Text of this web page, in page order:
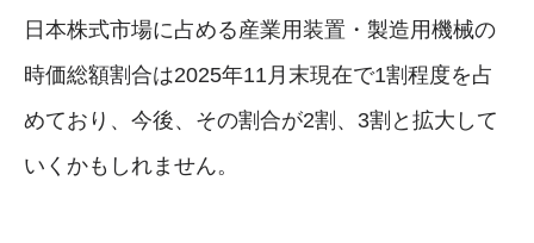
日本株式市場に占める産業用装置・製造用機械の
時価総額割合は2025年11月末現在で1割程度を占
めており、今後、その割合が2割、3割と拡大して
いくかもしれません。